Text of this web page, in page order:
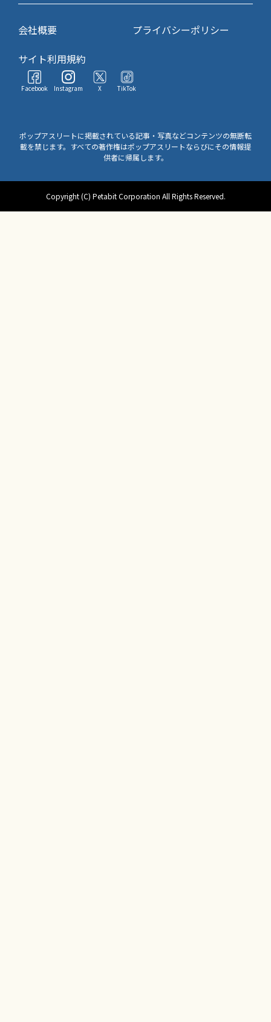
会社概要
プライバシーポリシー
サイト利用規約
Facebook Instagram X TikTok
ポップアスリートに掲載されている記事・写真などコンテンツの無断転
載を禁じます。すべての著作権はポップアスリートならびにその情報提
供者に帰属します。
Copyright (C) Petabit Corporation All Rights Reserved.